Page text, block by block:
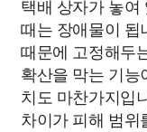
택배 상자가 놓여
때는 장애물이 됩
때문에 고정해두
확산을 막는 기능
치도 마찬가지입
차이가 피해 범위